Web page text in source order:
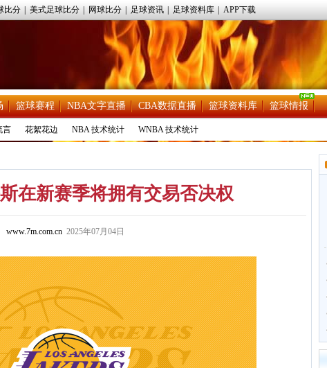
比分 美式足球比分 网球比分 足球资讯 足球资料库 APP下载
篮球赛程 NBA文字直播 CBA数据直播 篮球资料库 篮球情报
言 花絮花边 NBA 技术统计 WNBA 技术统计
在新赛季将拥有交易否决权
www.7m.com.cn 2025年07月04日